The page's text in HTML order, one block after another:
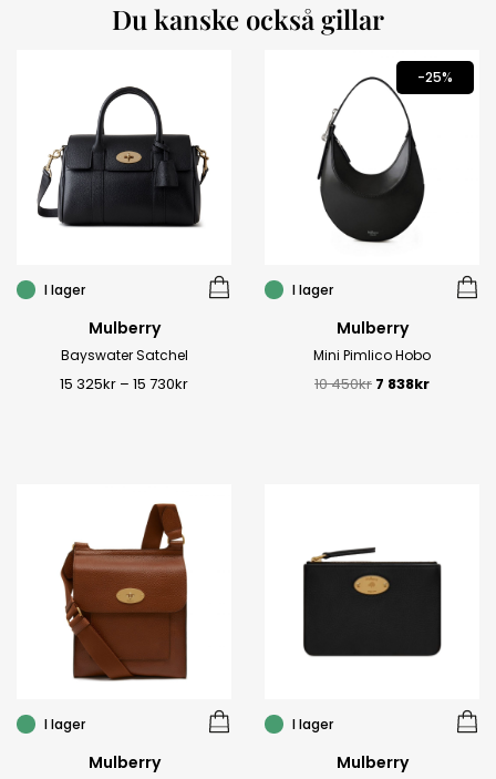
Du kanske också gillar
I lager
Mulberry
Bayswater Satchel
15 325kr – 15 730kr
-25%
I lager
Mulberry
Mini Pimlico Hobo
10 450kr 7 838kr
I lager
Mulberry
I lager
Mulberry